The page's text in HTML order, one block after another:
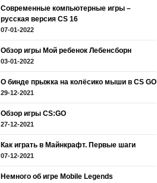
Современные компьютерные игры –
русская версия CS 16
07-01-2022
Обзор игры Мой ребенок Лебенсборн
03-01-2022
О бинде прыжка на колёсико мыши в CS GO
29-12-2021
Обзор игры CS:GO
27-12-2021
Как играть в Майнкрафт. Первые шаги
07-12-2021
Немного об игре Mobile Legends